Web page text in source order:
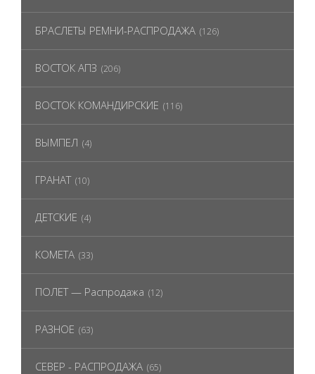
БРАСЛЕТЫ РЕМНИ-РАСПРОДАЖА (126)
ВОСТОК АПЗ (206)
ВОСТОК КОМАНДИРСКИЕ (116)
ВЫМПЕЛ (4)
ГРАНАТ (10)
ДЕТСКИЕ (4)
КОМЕТА (33)
ПОЛЕТ — Распродажа (12)
РАЗНОЕ (63)
СЕВЕР - РАСПРОДАЖА (65)